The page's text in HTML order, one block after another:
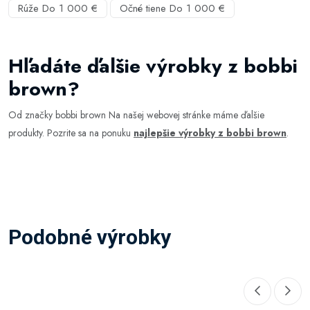
Rúže Do 1 000 € Očné tiene Do 1 000 €
Hľadáte ďalšie výrobky z bobbi
brown?
Od značky bobbi brown Na našej webovej stránke máme ďalšie
produkty. Pozrite sa na ponuku najlepšie výrobky z bobbi brown.
Podobné výrobky